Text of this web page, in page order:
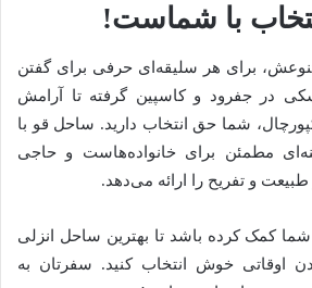
با شماست!
برای هر سلیقه‌ای حرفی برای گفتن
در جفرود و کاسپین گرفته تا آرامش
شما حق انتخاب دارید. ساحل قو با
مطمئن برای خانواده‌هاست و حاجی
طبیعت و تفریح را ارائه می‌دهد.
شما کمک کرده باشد تا بهترین ساحل انزلی
اوقاتی خوش انتخاب کنید. سفرتان به